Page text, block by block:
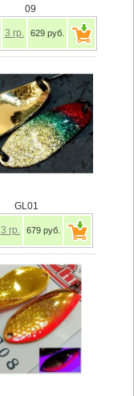
09
3 гр. 629 руб.
GL01
3 гр. 679 руб.